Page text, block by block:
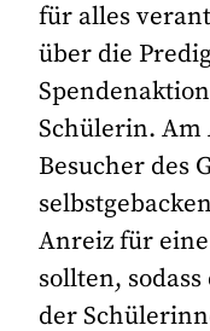
für alles
über die
Schülerin. Am
Besucher des
Anreiz für
sollten,
der